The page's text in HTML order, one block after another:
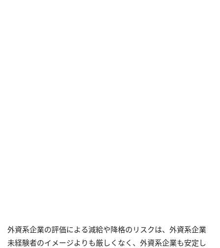
外資系企業の評価による減給や降格のリスクは、外資系企業
未経験者のイメージよりも厳しくなく、外資系企業も安定し